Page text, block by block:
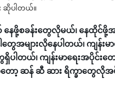
ဆိုပါတယ်။
ေဖို့စခန်းတွေလိုမယ်၊ နေထိုင်
အများလိုနေပါတယ်၊ ကျန်းမ
ါတယ်၊ ကျန်းမာရေးအပိုင်းတ
ဆန် ဆီ ဆား ရိက္ခာတွေလိုအ